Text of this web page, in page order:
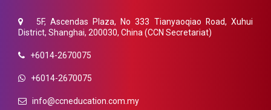
5F, Ascendas Plaza, No 333 Tianyaoqiao Road, Xuhui
District, Shanghai, 200030, China (CCN Secretariat)
+6014-2670075
+6014-2670075
info@ccneducation.com.my